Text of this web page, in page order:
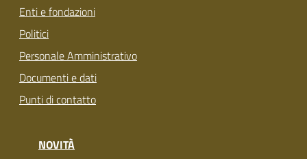
Enti e fondazioni
Politici
Personale Amministrativo
Documenti e dati
Punti di contatto
NOVITÀ